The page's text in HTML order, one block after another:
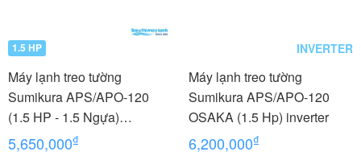
1.5 HP
Máy lạnh treo tường
Sumikura APS/APO-120
(1.5 HP - 1.5 Ngựa)
MORANDI
5,650,000₫
INVERTER
Máy lạnh treo tường
Sumikura APS/APO-120
OSAKA (1.5 Hp) inverter
6,200,000₫